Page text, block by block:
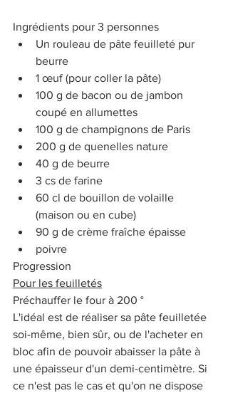
Ingrédients pour 3 personnes
Un rouleau de pâte feuilleté pur
beurre
1 œuf (pour coller la pâte)
100 g de bacon ou de jambon
coupé en allumettes
100 g de champignons de Paris
200 g de quenelles nature
40 g de beurre
3 cs de farine
60 cl de bouillon de volaille
(maison ou en cube)
90 g de crème fraîche épaisse
poivre
Progression
Pour les feuilletés
Préchauffer le four à 200 °
L'idéal est de réaliser sa pâte feuilletée
soi-même, bien sûr, ou de l'acheter en
bloc afin de pouvoir abaisser la pâte à
une épaisseur d'un demi-centimètre. Si
ce n'est pas le cas et qu'on ne dispose